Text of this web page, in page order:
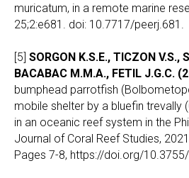
muricatum, in a remote marine
25;2:e681. doi: 10.7717/peerj.681.
[5] SORGON K.S.E., TICZON V.S.,
BACABAC M.M.A., FETIL J.G.C.
bumphead parrotfish
mobile shelter by a bluefin trevally
in an oceanic reef system in the
Journal of Coral Reef Studies,
Pages 7-8, https://doi.org/